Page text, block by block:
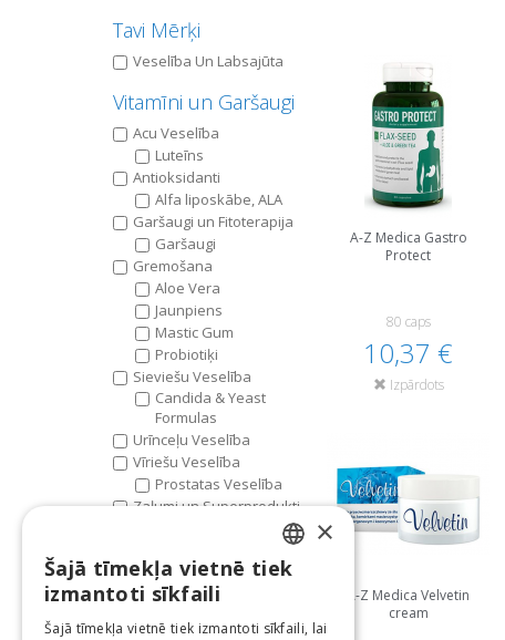
Tavi Mērķi
Veselība Un Labsajūta
Vitamīni un Garšaugi
Acu Veselība
Luteīns
Antioksidanti
Alfa liposkābe, ALA
Garšaugi un Fitoterapija
Garšaugi
Gremošana
Aloe Vera
Jaunpiens
Mastic Gum
Probiotiķi
Sieviešu Veselība
Candida & Yeast
Formulas
Urīnceļu Veselība
Vīriešu Veselība
Prostatas Veselība
Zaļumi un Superprodukti
A-Z Medica Gastro
Protect
80 caps
10,37 €
Izpārdots
A-Z Medica Velvetin
cream
LATVIAN
×
Šajā tīmekļa vietnē tiek
izmantoti sīkfaili
Šajā tīmekļa vietnē tiek izmantoti sīkfaili, lai